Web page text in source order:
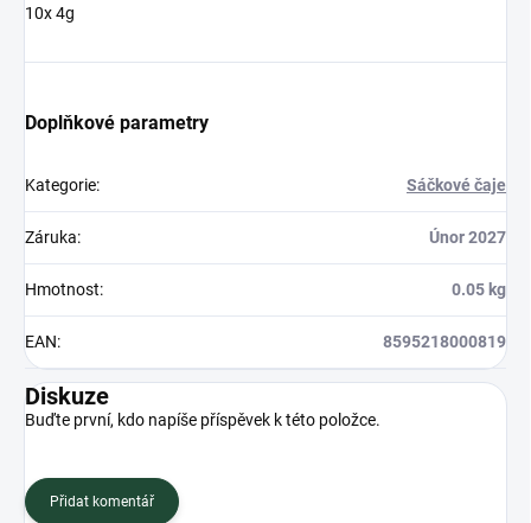
10x 4g
Doplňkové parametry
Kategorie: Sáčkové čaje
Záruka: Únor 2027
Hmotnost: 0.05 kg
EAN: 8595218000819
Diskuze
Buďte první, kdo napíše příspěvek k této položce.
Přidat komentář